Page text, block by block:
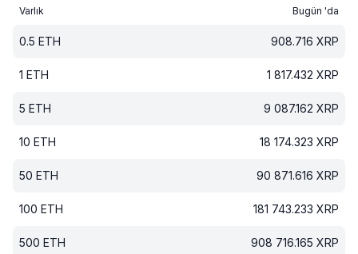
Varlık Bugün 'da
0.5 ETH 908.716 XRP
1 ETH 1 817.432 XRP
5 ETH 9 087.162 XRP
10 ETH 18 174.323 XRP
50 ETH 90 871.616 XRP
100 ETH 181 743.233 XRP
500 ETH 908 716.165 XRP